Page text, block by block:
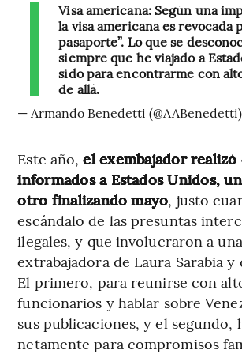
Visa americana: Según una
la visa americana es revocada
pasaporte”. Lo que se
siempre que he viajado a
sido para encontrarme con
de allá.
— Armando Benedetti (@AABenedetti)
Este año,el exembajador realizó
informados a Estados Unidos,
otro finalizando mayo, justo
escándalo de las presuntas
ilegales, y que involucraron a una
extrabajadora de Laura Sarabia
El primero, para reunirse con
funcionarios y hablar sobre
sus publicaciones, y el segundo,
netamente para compromisos